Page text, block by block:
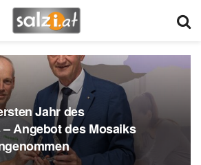
Jahr des
Angebot des Mosaiks